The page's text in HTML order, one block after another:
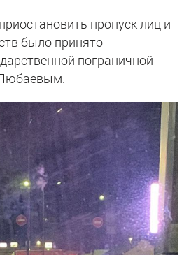
пропуск лиц и
было принято
пограничной